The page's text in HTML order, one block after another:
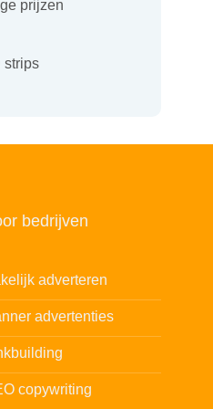
prijzen
strips
bedrijven
adverteren
advertenties
copywriting